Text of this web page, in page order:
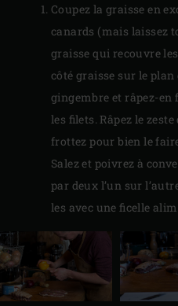
Coupez la graisse en
canards (mais laissez
graisse qui recouvre
côté graisse sur le
gingembre et râpez-
les filets. Râpez le
frottez pour bien le
Salez et poivrez à
par deux l’un sur
les avec une ficelle